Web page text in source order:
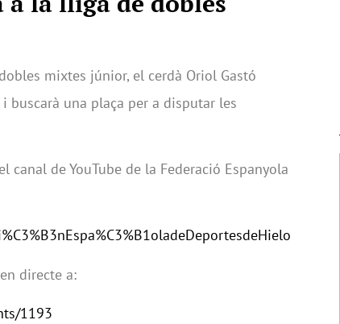
mixtes júnior, el cerdà Oriol Gastó
buscarà una plaça per a disputar les
de YouTube de la Federació Espanyola
directe a:
1193